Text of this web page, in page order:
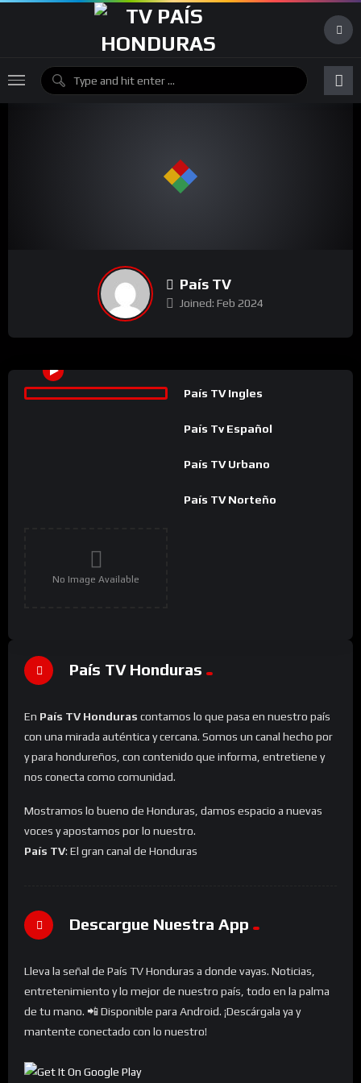
País TV
Joined: Feb 2024
País TV Ingles
País Tv Español
País TV Urbano
País TV Norteño
No Image Available
País TV Honduras
En País TV Honduras contamos lo que pasa en nuestro país
con una mirada auténtica y cercana. Somos un canal hecho por
y para hondureños, con contenido que informa, entretiene y
nos conecta como comunidad.
Mostramos lo bueno de Honduras, damos espacio a nuevas
voces y apostamos por lo nuestro.
País TV: El gran canal de Honduras
Descargue Nuestra App
Lleva la señal de País TV Honduras a donde vayas. Noticias,
entretenimiento y lo mejor de nuestro país, todo en la palma
de tu mano. 📲 Disponible para Android. ¡Descárgala ya y
mantente conectado con lo nuestro!